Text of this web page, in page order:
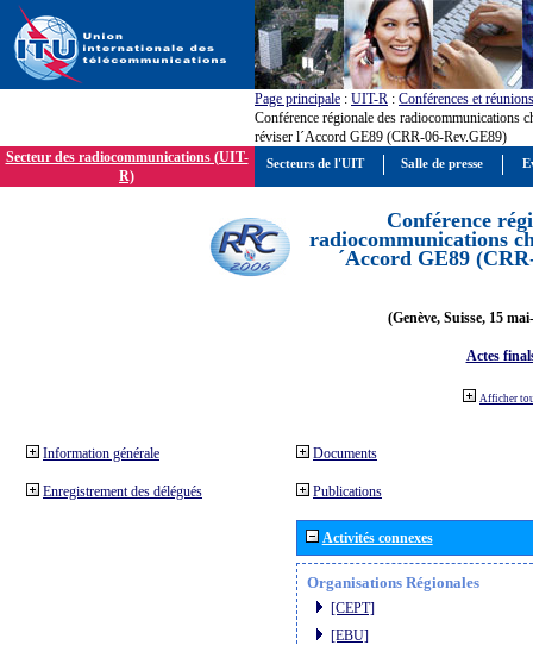
Page principale : UIT-R : Conférences et réunions
Conférence régionale des radiocommunications
réviser l´Accord GE89 (CRR-06-Rev.GE89)
Secteur des radiocommunications (UIT-
R)
Conférence
radiocommunications
´Accord GE89
(Genève, Suisse, 15
Actes
Afficher
Information générale
Enregistrement des délégués
Documents
Publications
Activités connexes
Organisations Régionales
[CEPT]
[EBU]
Secteurs de l'UIT Salle de presse